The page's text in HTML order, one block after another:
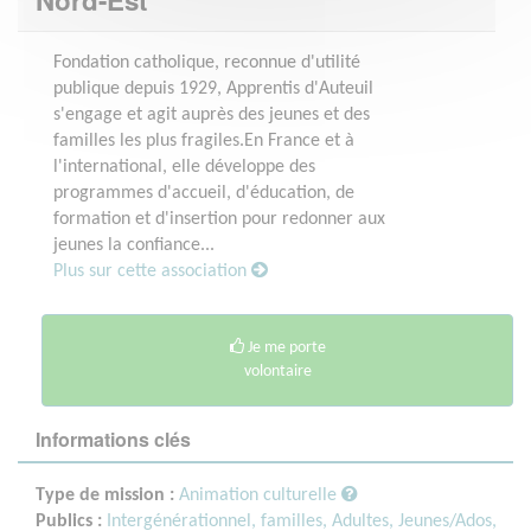
Fondation catholique, reconnue d'utilité
publique depuis 1929, Apprentis d'Auteuil
s'engage et agit auprès des jeunes et des
familles les plus fragiles.En France et à
l'international, elle développe des
programmes d'accueil, d'éducation, de
formation et d'insertion pour redonner aux
jeunes la confiance...
Plus sur cette association
Je me porte
volontaire
Informations clés
Type de mission : Animation culturelle
Publics : Intergénérationnel, familles, Adultes, Jeunes/Ados,